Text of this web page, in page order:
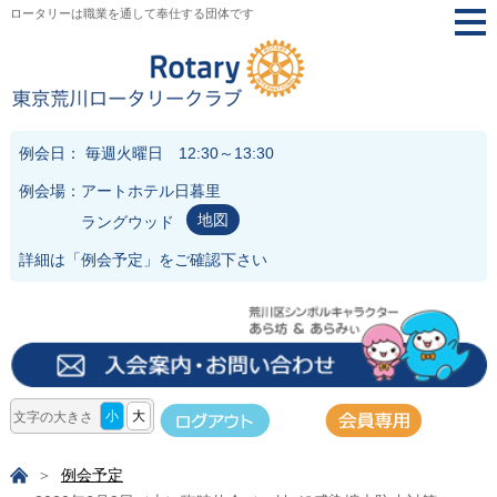
ロータリーは職業を通して奉仕する団体です
例会日： 毎週火曜日 12:30～13:30
例会場：アートホテル日暮里
ラングウッド
地図
詳細は「例会予定 」をご確認下さい
文字の大きさ 小 大
例会予定